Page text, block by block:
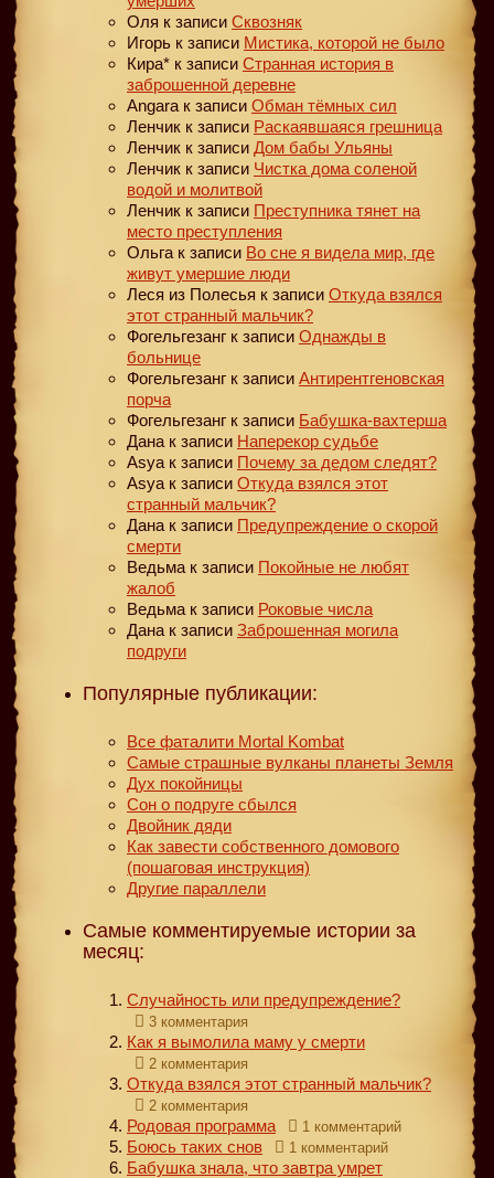
Оля к записи Сквозняк
Игорь к записи Мистика, которой не было
Кира* к записи Странная история в
заброшенной деревне
Angara к записи Обман тёмных сил
Ленчик к записи Раскаявшаяся грешница
Ленчик к записи Дом бабы Ульяны
Ленчик к записи Чистка дома соленой
водой и молитвой
Ленчик к записи Преступника тянет на
место преступления
Ольга к записи Во сне я видела мир, где
живут умершие люди
Леся из Полесья к записи Откуда взялся
этот странный мальчик?
Фогельгезанг к записи Однажды в
больнице
Фогельгезанг к записи Антирентгеновская
порча
Фогельгезанг к записи Бабушка-вахтерша
Дана к записи Наперекор судьбе
Asya к записи Почему за дедом следят?
Asya к записи Откуда взялся этот
странный мальчик?
Дана к записи Предупреждение о скорой
смерти
Ведьма к записи Покойные не любят
жалоб
Ведьма к записи Роковые числа
Дана к записи Заброшенная могила
подруги
Популярные публикации:
Все фаталити Mortal Kombat
Самые страшные вулканы планеты Земля
Дух покойницы
Сон о подруге сбылся
Двойник дяди
Как завести собственного домового
(пошаговая инструкция)
Другие параллели
Самые комментируемые истории за
месяц:
Случайность или предупреждение?
3 комментария
Как я вымолила маму у смерти
2 комментария
Откуда взялся этот странный мальчик?
2 комментария
Родовая программа 1 комментарий
Боюсь таких снов 1 комментарий
Бабушка знала, что завтра умрет